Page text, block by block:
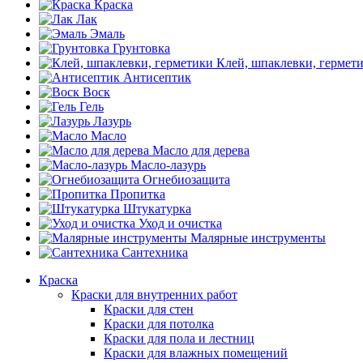
Краска
Лак
Эмаль
Грунтовка
Клей, шпаклевки,
Антисептик
Воск
Гель
Лазурь
Масло
Масло для дерева
Масло-лазурь
Огнебиозащита
Пропитка
Штукатурка
Уход и очистка
Малярные инструменты
Сантехника
Краска
Краски для внутренних работ
Краски для стен
Краски для потолка
Краски для пола и лестниц
Краски для влажных помещений